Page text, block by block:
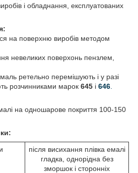
і обладнання, експлуатованих
на поверхню виробів методом
невеликих поверхонь пензлем,
ретельно перемішують і у разі
розчинниками марок 645 і 646
на одношарове покриття 100-150
після висихання плівка емалі
гладка, однорідна без
зморшок і сторонніх